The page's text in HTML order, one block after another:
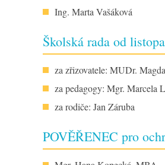
Ing. Marta Vašáková
Školská rada od
za zřizovatele: MUDr.
za pedagogy: Mgr. Marcela
za rodiče: Jan Záruba
POVĚŘENEC pro